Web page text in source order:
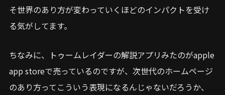
そ世界のあり方が変わっていくほどのインパクトを受け
る気がしてます。
ちなみに、トゥームレイダーの解説アプリみたのがapple
app storeで売っているのですが、次世代のホームページ
のあり方ってこういう表現になるんじゃないだろうか、